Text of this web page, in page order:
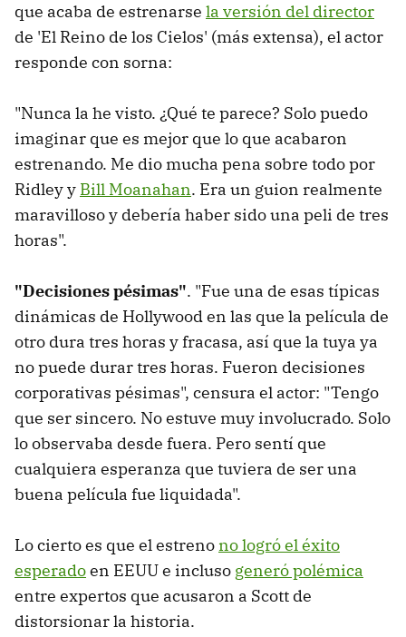
que acaba de estrenarse la versión del director
de 'El Reino de los Cielos' (más extensa), el actor
responde con sorna:
"Nunca la he visto. ¿Qué te parece? Solo puedo
imaginar que es mejor que lo que acabaron
estrenando. Me dio mucha pena sobre todo por
Ridley y Bill Moanahan. Era un guion realmente
maravilloso y debería haber sido una peli de tres
horas".
"Decisiones pésimas". "Fue una de esas típicas
dinámicas de Hollywood en las que la película de
otro dura tres horas y fracasa, así que la tuya ya
no puede durar tres horas. Fueron decisiones
corporativas pésimas", censura el actor: "Tengo
que ser sincero. No estuve muy involucrado. Solo
lo observaba desde fuera. Pero sentí que
cualquiera esperanza que tuviera de ser una
buena película fue liquidada".
Lo cierto es que el estrenono logró el éxito
esperadoen EEUU e incluso generó polémica
entre expertos que acusaron a Scott de
distorsionar la historia.